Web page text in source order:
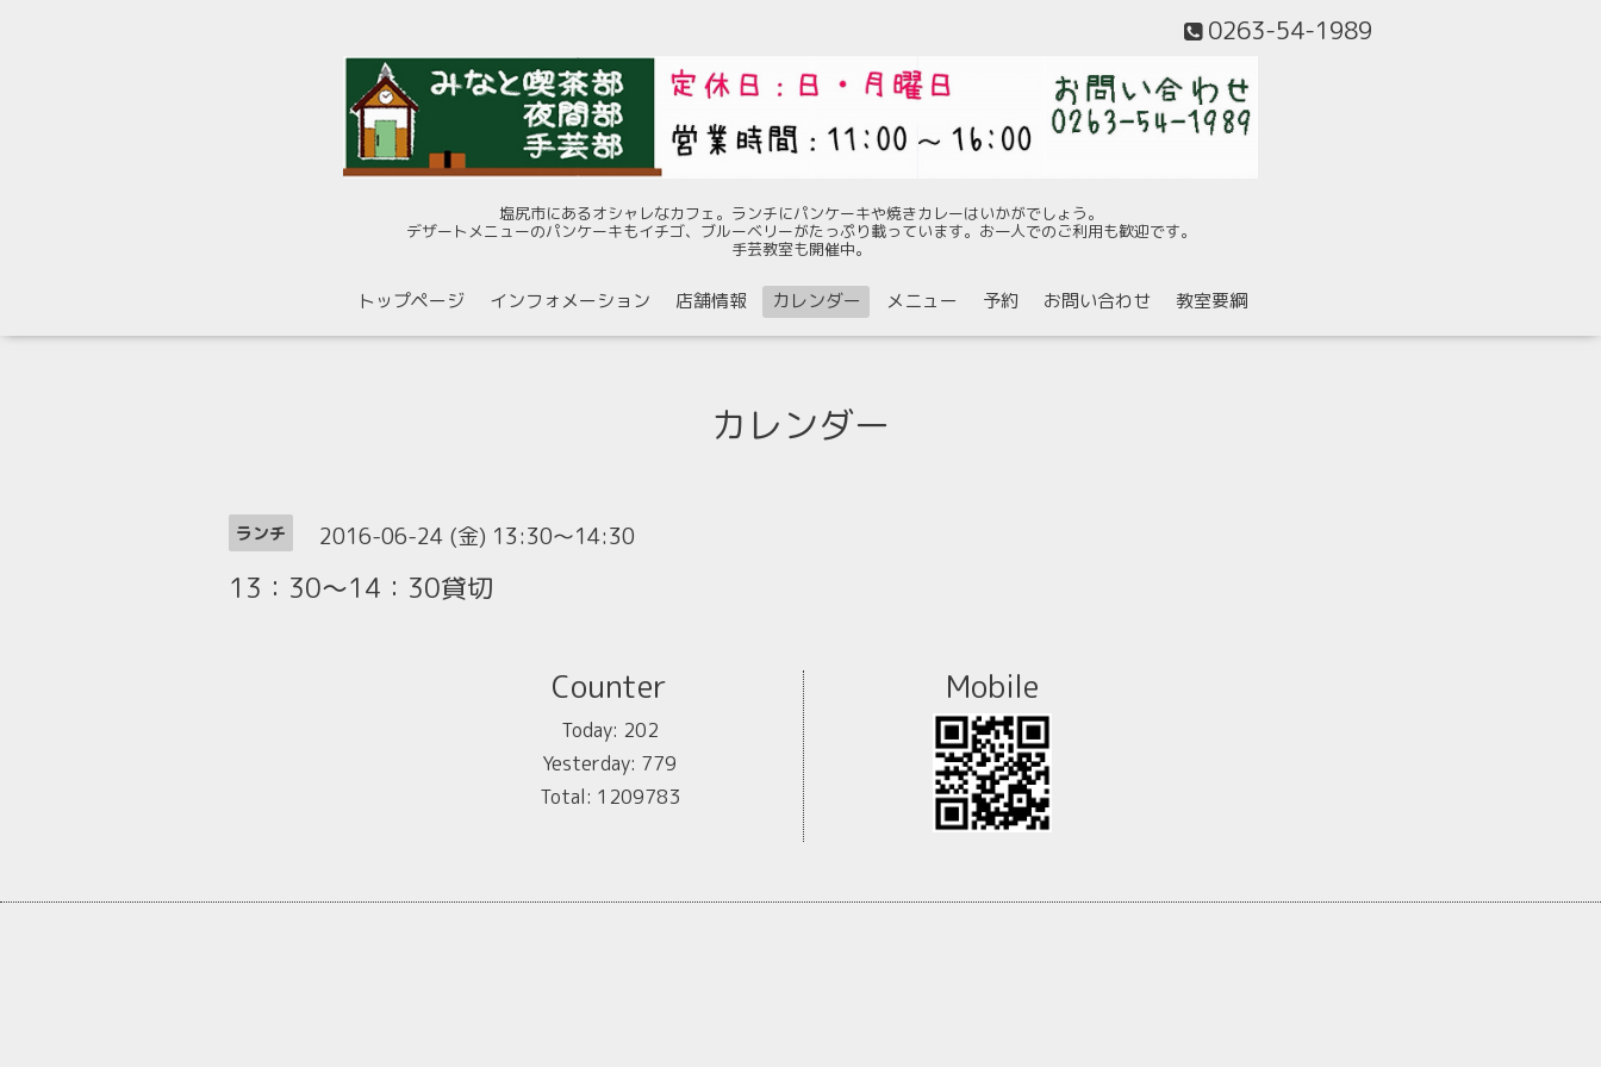
0263-54-1989
塩尻市にあるオシャレなカフェ。ランチにパンケーキや焼きカレーはいかがでしょう。
デザートメニューのパンケーキもイチゴ、ブルーベリーがたっぷり載っています。お一人でのご利用も歓迎です。
手芸教室も開催中。
トップページ インフォメーション 店舗情報 カレンダー メニュー 予約 お問い合わせ 教室要綱
カレンダー
ランチ 2016-06-24 (金) 13:30～14:30
13：30～14：30貸切
Counter
Today: 202
Yesterday: 779
Total: 1209783
Mobile